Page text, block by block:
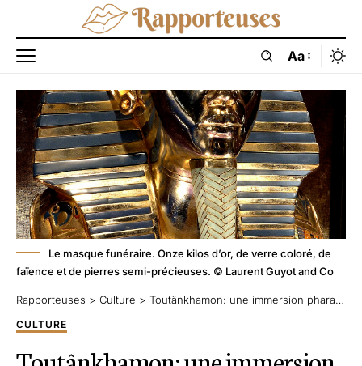
Aa
Le masque funéraire. Onze kilos d’or, de verre coloré, de
faïence et de pierres semi-précieuses. © Laurent Guyot and Co
Rapporteuses > Culture > Toutânkhamon: une immersion pharaonique dans l’Égypte antique
CULTURE